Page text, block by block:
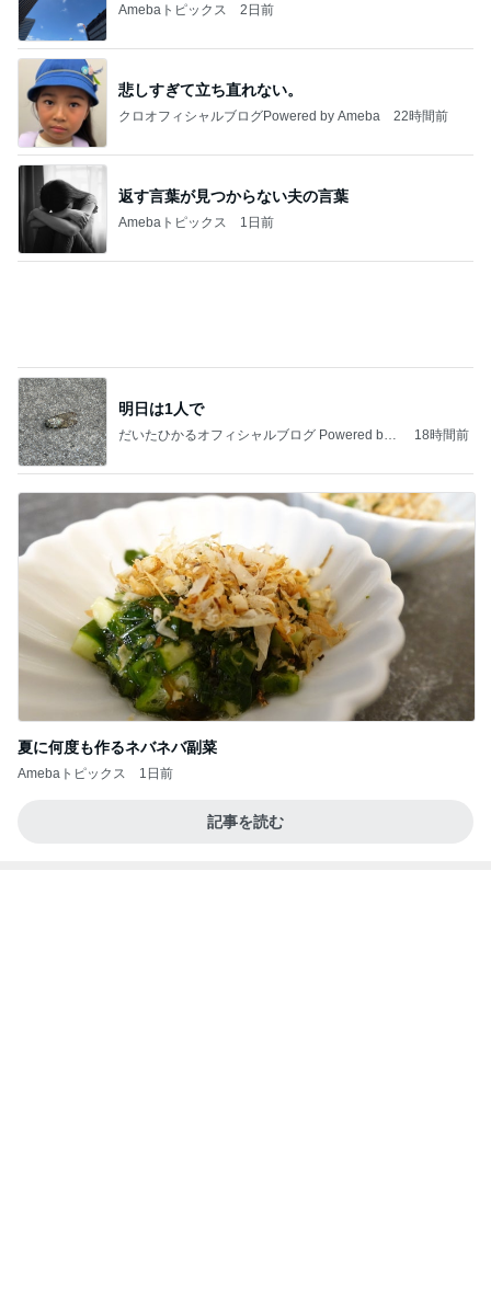
Amebaトピックス 2日前
悲しすぎて立ち直れない。
クロオフィシャルブログPowered by Ameba 22時間前
返す言葉が見つからない夫の言葉
Amebaトピックス 1日前
明日は1人で
だいたひかるオフィシャルブログ Powered by
18時間前
夏に何度も作るネバネバ副菜
Amebaトピックス 1日前
記事を読む